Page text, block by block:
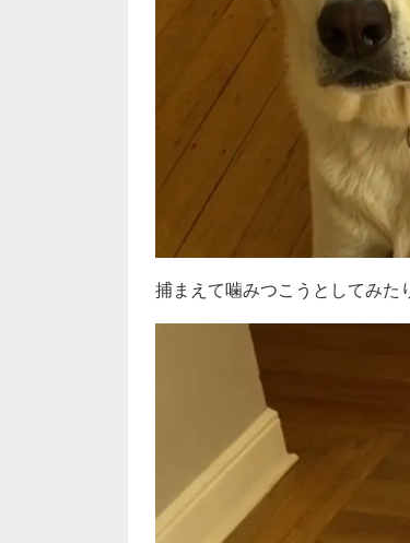
捕まえて噛みつこうとしてみた